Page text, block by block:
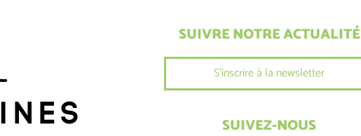
SUIVRE NOTRE ACTUALITÉ
S'inscrire à la newsletter
SUIVEZ-NOUS